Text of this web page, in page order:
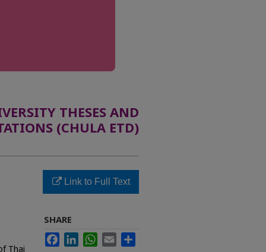
THESES AND
(CHULA ETD)
Thai
Link to Full Text
SHARE
FacebookLinkedInWhatsApp
Email